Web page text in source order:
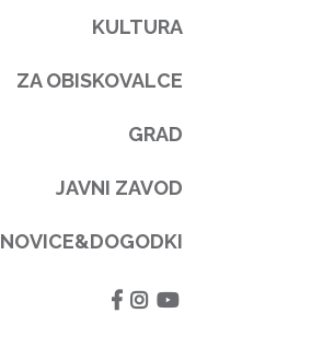
KULTURA
ZA OBISKOVALCE
GRAD
JAVNI ZAVOD
NOVICE&DOGODKI